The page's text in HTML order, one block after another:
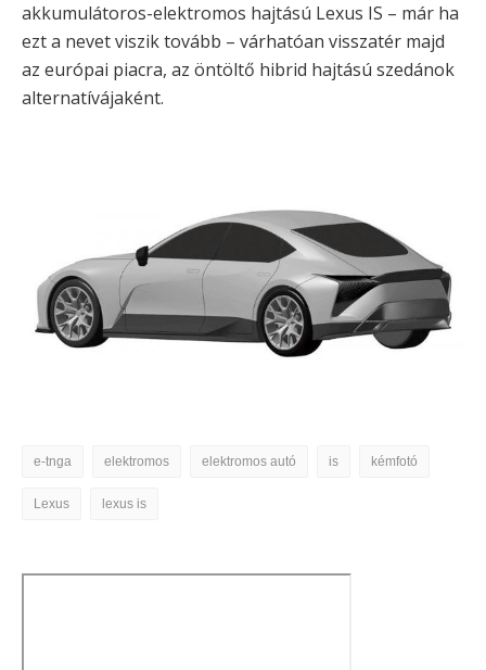
akkumulátoros-elektromos hajtású Lexus IS – már ha
ezt a nevet viszik tovább – várhatóan visszatér majd
az európai piacra, az öntöltő hibrid hajtású szedánok
alternatívájaként.
e-tnga elektromos elektromos autó is kémfotó
Lexus lexus is